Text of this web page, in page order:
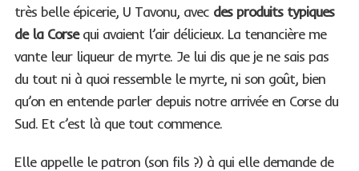
très belle épicerie, U Tavonu, avec des produits typiques
de la Corsequi avaient l’air délicieux. La tenancière me
vante leur liqueur de myrte. Je lui dis que je ne sais pas
du tout ni à quoi ressemble le myrte, ni son goût, bien
qu’on en entende parler depuis notre arrivée en Corse du
Sud. Et c’est là que tout commence.
Elle appelle le patron (son fils ?) à qui elle demande de